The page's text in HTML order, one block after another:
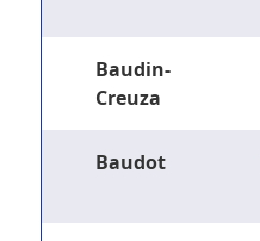
Baudin-
Creuza
Baudot